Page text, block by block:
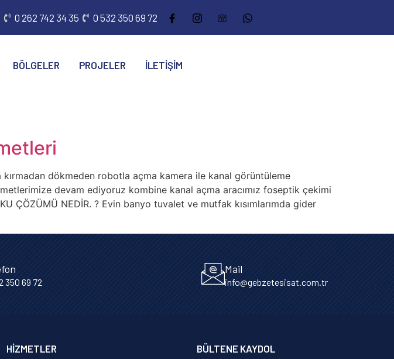
0 262 742 34 35 0 532 350 69 72
BÖLGELER PROJELER İLETIŞIM
kırmadan dökmeden robotla açma kamera ile kanal görüntüleme
devam ediyoruz kombine kanal açma aracımız foseptik çekimi
ÇÖZÜMÜ NEDİR. ? Evin banyo tuvalet ve mutfak kısımlarımda gider
350 69 72
Mail
info@gebzetesisat.com.tr
HIZMETLER BÜLTENE KAYDOL